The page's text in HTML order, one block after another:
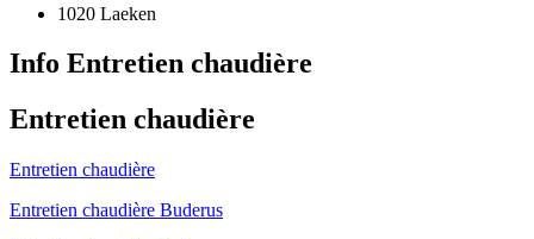
1020 Laeken
Info Entretien chaudière
Entretien chaudière
Entretien chaudière
Entretien chaudière Buderus